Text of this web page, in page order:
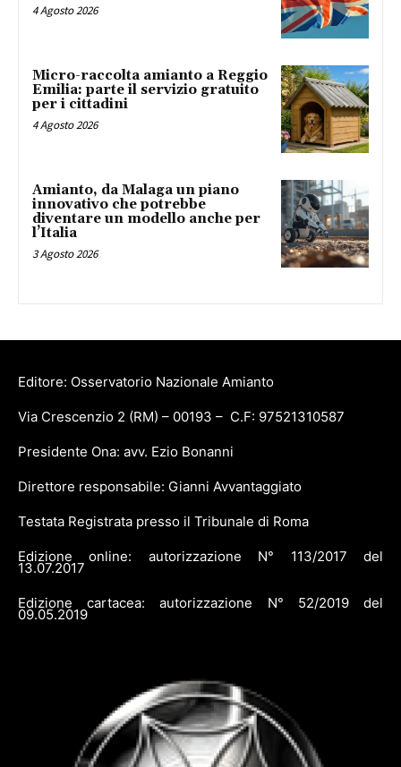
4 Agosto 2026
Micro-raccolta amianto a Reggio
Emilia: parte il servizio gratuito
per i cittadini
4 Agosto 2026
Amianto, da Malaga un piano
innovativo che potrebbe
diventare un modello anche per
l’Italia
3 Agosto 2026
Editore: Osservatorio Nazionale Amianto
Via Crescenzio 2 (RM) – 00193 – C.F: 97521310587
Presidente Ona: avv. Ezio Bonanni
Direttore responsabile: Gianni Avvantaggiato
Testata Registrata presso il Tribunale di Roma
Edizione online: autorizzazione N° 113/2017 del
13.07.2017
Edizione cartacea: autorizzazione N° 52/2019 del
09.05.2019